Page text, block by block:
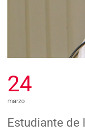
24
marzo
Estudiante de